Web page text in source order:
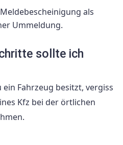
als
Ummeldung.
sollte ich
ein Fahrzeug besitzt, vergiss
Kfz bei der örtlichen